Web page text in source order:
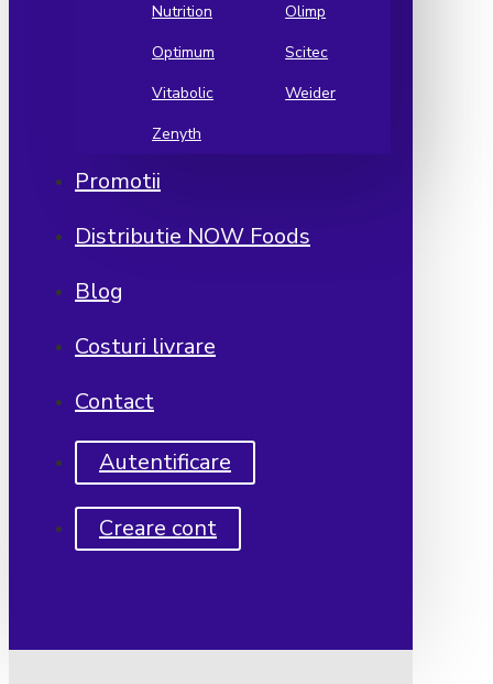
Nutrition
Olimp
Optimum
Scitec
Vitabolic
Weider
Zenyth
Promotii
Distributie NOW Foods
Blog
Costuri livrare
Contact
Autentificare
Creare cont